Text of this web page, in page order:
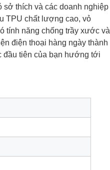
thích và các doanh nghiệp
TPU chất lượng cao, vỏ
tính năng chống trầy xước và
điện thoại hàng ngày thành
đầu tiên của bạn hướng tới